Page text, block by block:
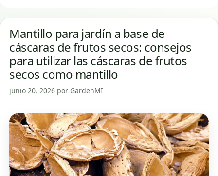
Mantillo para jardín a base de
cáscaras de frutos secos: consejos
para utilizar las cáscaras de frutos
secos como mantillo
junio 20, 2026 por GardenMI